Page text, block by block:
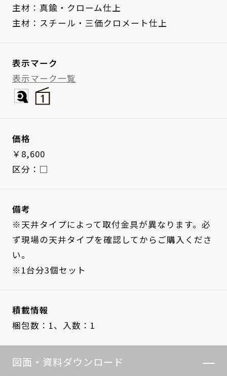
主材：真鍮・クローム仕上
主材：スチール・三価クロメート仕上
表示マーク
表示マーク一覧
価格
￥8,600
区分：□
備考
※天井タイプによって取付金具が異なります。必
ず現場の天井タイプを確認してからご購入くださ
い。
※1台分3個セット
積載情報
梱包数：1、
入数：1
図面・資料ダウンロード